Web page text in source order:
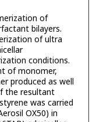
of
bilayers.
of ultra
conditions.
of monomer,
produced as well
the resultant
was carried
OX50) in